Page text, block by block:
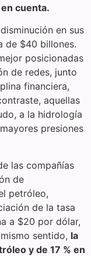
cuenta.
en sus
de $40 billones.
posicionadas
de redes, junto
financiera,
aquellas
a la hidrología
presiones
las compañías
de
petróleo,
de la tasa
a $20 por dólar,
sentido, la
y de 17 % en